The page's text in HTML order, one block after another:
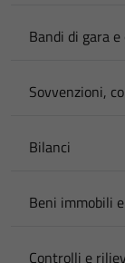
Bandi di gara
Sovvenzioni,
Bilanci
Beni immobili
Controlli e